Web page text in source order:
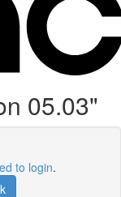
05.03"
to login.